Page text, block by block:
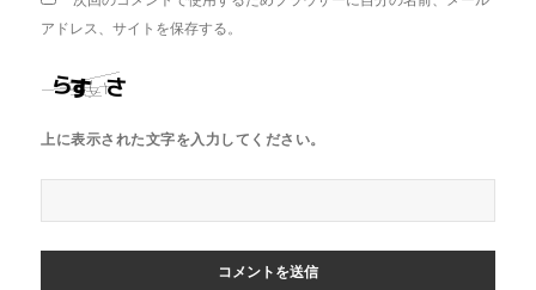
アドレス、サイトを保存する。
上に表示された文字を入力してください。